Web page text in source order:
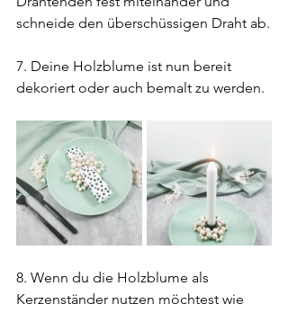
schneide den überschüssigen Draht ab.
7. Deine Holzblume ist nun bereit
dekoriert oder auch bemalt zu werden.
8. Wenn du die Holzblume als
Kerzenständer nutzen möchtest wie